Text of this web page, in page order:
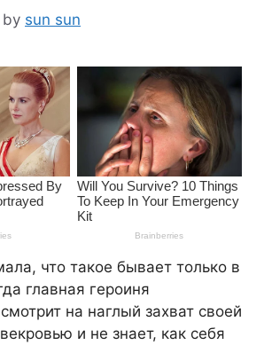
by sun sun
что такое бывает только в
главная героиня
на наглый захват своей
и не знает, как себя